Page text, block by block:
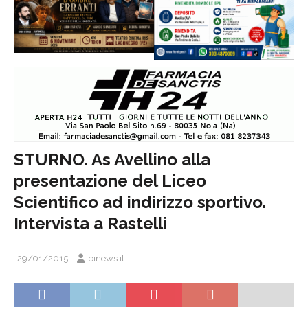
STURNO. As Avellino alla
presentazione del Liceo
Scientifico ad indirizzo sportivo.
Intervista a Rastelli
29/01/2015 binews.it